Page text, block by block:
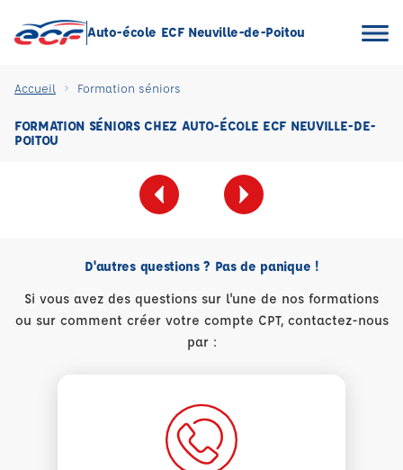
Auto-école ECF Neuville-de-Poitou
Accueil Formation séniors
FORMATION SÉNIORS CHEZ AUTO-ÉCOLE ECF NEUVILLE-DE-
POITOU
D'autres questions ? Pas de panique !
Si vous avez des questions sur l'une de nos formations
ou sur comment créer votre compte CPT, contactez-nous
par :